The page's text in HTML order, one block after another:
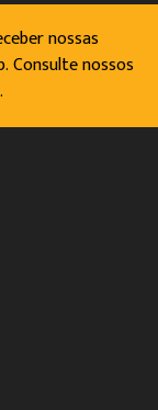
nossas
Consulte nossos
.